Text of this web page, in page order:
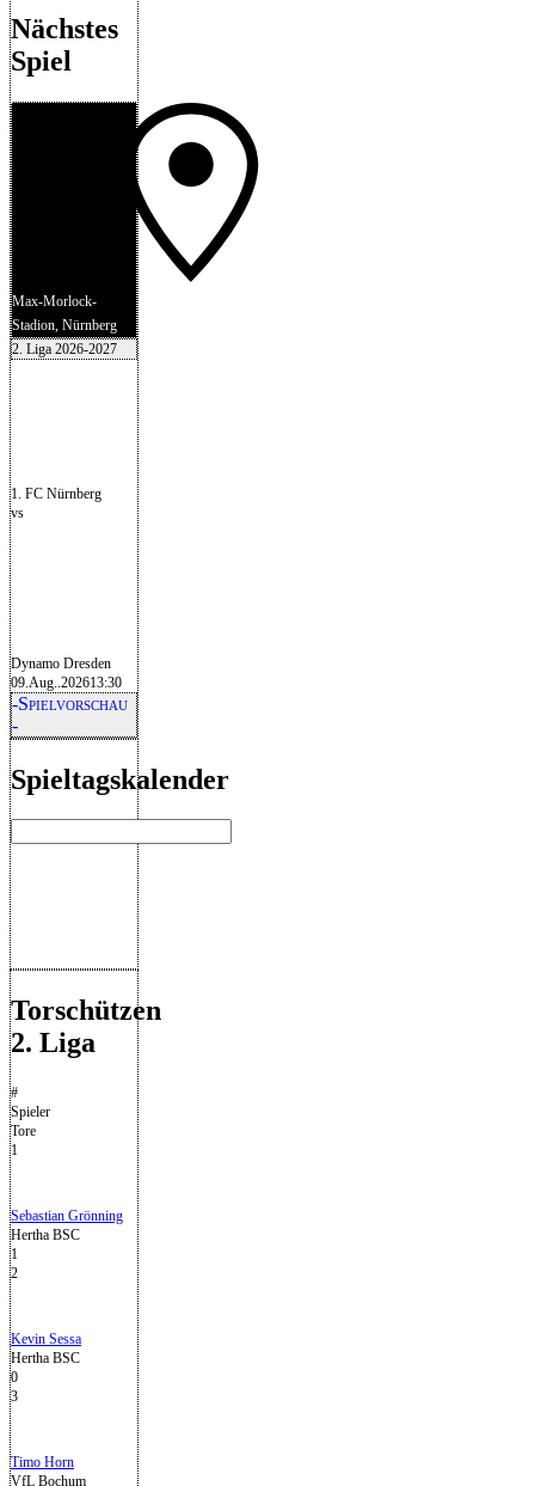
Nächstes
Spiel
Max-Morlock-
Stadion, Nürnberg
2. Liga 2026-2027
1. FC Nürnberg
vs
Dynamo Dresden
09.Aug..202613:30
-Spielvorschau
-
Spieltagskalender
Torschützen
2. Liga
#
Spieler
Tore
1
Sebastian Grönning
Hertha BSC
1
2
Kevin Sessa
Hertha BSC
0
3
Timo Horn
VfL Bochum